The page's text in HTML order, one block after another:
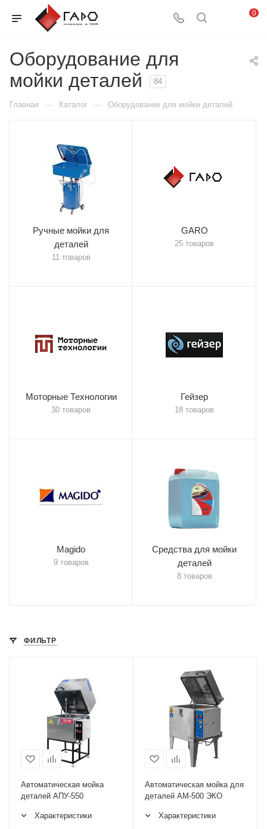
0
Оборудование для
мойки деталей
84
Главная — Каталог — Оборудование для мойки деталей
Ручные мойки для
деталей
11 товаров
GARO
25 товаров
Моторные Технологии
30 товаров
Гейзер
18 товаров
Magido
9 товаров
Средства для мойки
деталей
8 товаров
ФИЛЬТР
Автоматическая мойка
деталей АПУ-550
Характеристики
Автоматическая мойка для
деталей АМ-500 ЭКО
Характеристики